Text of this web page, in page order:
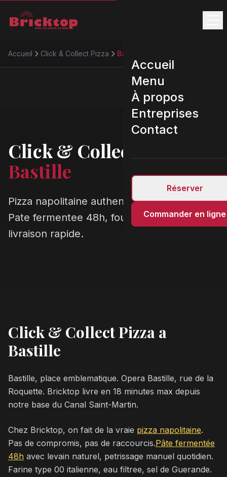
Accueil
Menu
À propos
Entreprises
Contact
Réserver
Commander en ligne
Accueil Click & Collect Pizza Bastille
Click & Collect Pizza
Bastille
Pizza napolitaine authentique a Bastille.
Pate fermentee 48h, four 450 degres,
livraison rapide.
Click & Collect Pizza a
Bastille
Bastille, place emblematique. Opera Bastille, rue de la
Roquette. Bricktop livre en 18 minutes max depuis
notre base du Canal Saint-Martin.
Chez Bricktop, on fait de la vraie pizza napolitaine.
Pas de compromis, pas de raccourcis.Pâte fermentée
48h avec levain naturel, petrissage manuel quotidien.
Farine type 00 italienne, eau filtree, sel de Guerande.